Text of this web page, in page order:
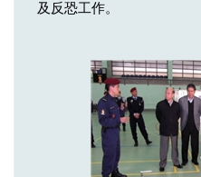
及反恐工作。